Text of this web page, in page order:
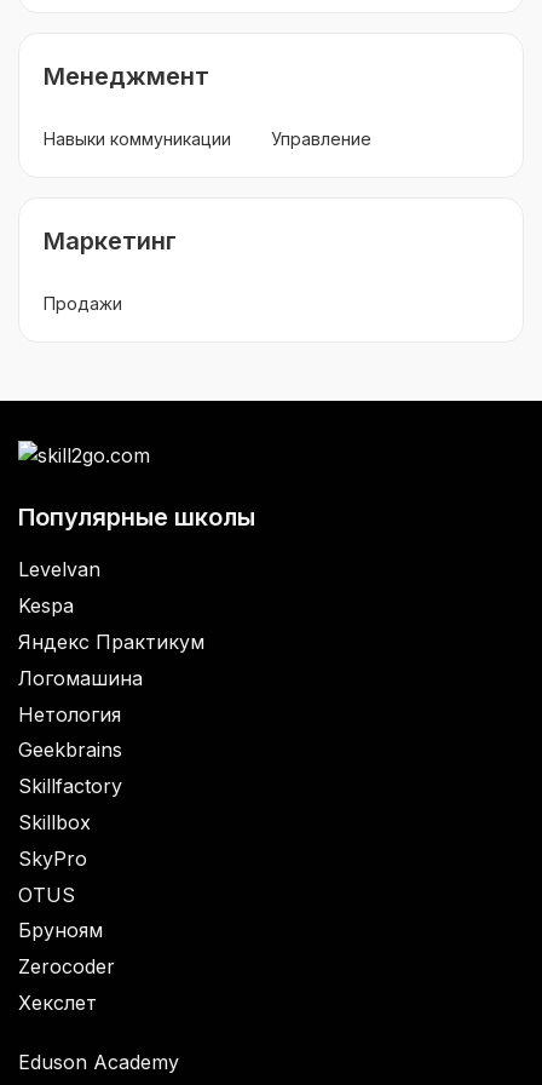
Менеджмент
Навыки коммуникации Управление
Маркетинг
Продажи
Популярные школы
Levelvan
Kespa
Яндекс Практикум
Логомашина
Нетология
Geekbrains
Skillfactory
Skillbox
SkyPro
OTUS
Бруноям
Zerocoder
Хекслет
Eduson Academy